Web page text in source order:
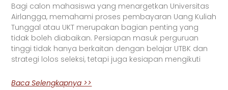
Bagi calon mahasiswa yang menargetkan Universitas
Airlangga, memahami proses pembayaran Uang Kuliah
Tunggal atau UKT merupakan bagian penting yang
tidak boleh diabaikan. Persiapan masuk perguruan
tinggi tidak hanya berkaitan dengan belajar UTBK dan
strategi lolos seleksi, tetapi juga kesiapan mengikuti
Baca Selengkapnya >>